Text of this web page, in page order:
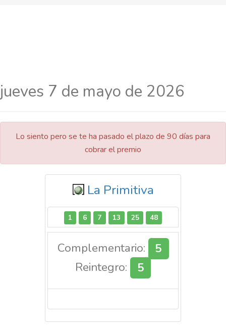
jueves 7 de mayo de 2026
Lo siento pero se te ha pasado el plazo de 90 días para
cobrar el premio
La Primitiva
1 6 7 13 25 48
Complementario:
5
Reintegro:
5